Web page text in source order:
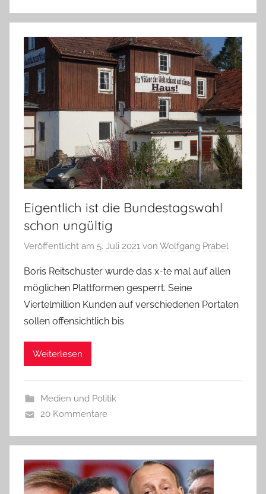
Eigentlich ist die Bundestagswahl
schon ungültig
Veröffentlicht am 5. Juli 2021 von Wolfgang Prabel
Boris Reitschuster wurde das x-te mal auf allen
möglichen Plattformen gesperrt. Seine
Viertelmillion Kunden auf verschiedenen Portalen
sollen offensichtlich bis
Weiterlesen
Medien und Politik
20 Kommentare